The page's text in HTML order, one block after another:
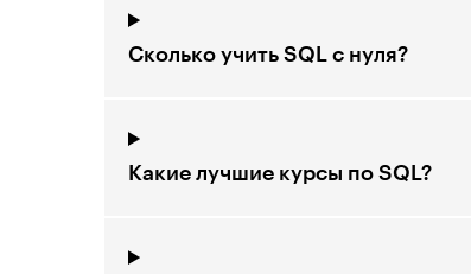
Сколько учить SQL с нуля?
Какие лучшие курсы по SQL?